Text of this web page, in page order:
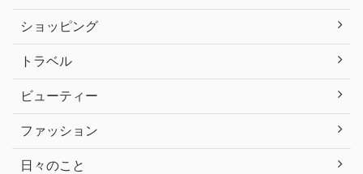
ショッピング
トラベル
ビューティー
ファッション
日々のこと